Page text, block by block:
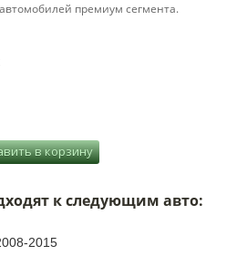
премиум сегмента.
к следующим авто:
2015